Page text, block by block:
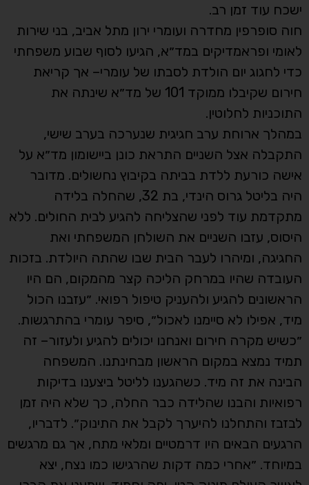
ישכח עוד זמן רב.
חוה סופרפין מחדרה ועומרי ירון מתל אביב, בני שירות
לאומי ופראמדיקים במד״א, הגיעו לסוף שבוע משפחתי
כדי לחגוג יום הולדת לסבתו של עומרי– אך קריאת
חירום שקיבלו ממוקד 101 של מד״א שינתה את
התוכניות לחלוטין.
במהלך ארוחת ערב חגיגית שנערכה בערב שישי,
התקבלה אצל השניים התראת כונן ביישומון מד״א על
אישה כורעת ללדת בביתה בקיבוץ נחשולים. מדובר
היה בליטל גרוס הינדי, בת 32, שהחלה בלידה
מתקדמת עוד לפני שהצליחה להגיע לבית החולים. ללא
היסוס, עזבו השניים את השולחן המשפחתי ואת
החגיגה, ומיהרו לעבר הבית שבו שהתה היולדת. בזכות
העובדה שהיו במרחק הליכה קצר מהמקום, הם היו
הראשונים להגיע ולהעניק טיפול רפואי. ״עזבנו הכול
מיד, אפילו לא סיימנו לאכול״, סיפר עומרי בהתרגשות.
״כשיש מקרה חירום ואנחנו יכולים להגיע ולעזור– זה
תמיד נמצא במקום הראשון מבחינתנו. המשפחה
הבינה את זה מיד. כשהגענו לליטל ביצענו בדיקות
רפואיות והבנו שהלידה כבר החלה, כך שלא היה זמן
לבזבז והתחלנו להיערך לקבל את התינוק״. לדבריו,
הרגעים הבאים היו דרמטיים ומלאי מתח, אך גם מרגשים
במיוחד. ״אחרי כמה דקות שהרגישו כמו נצח, יצא